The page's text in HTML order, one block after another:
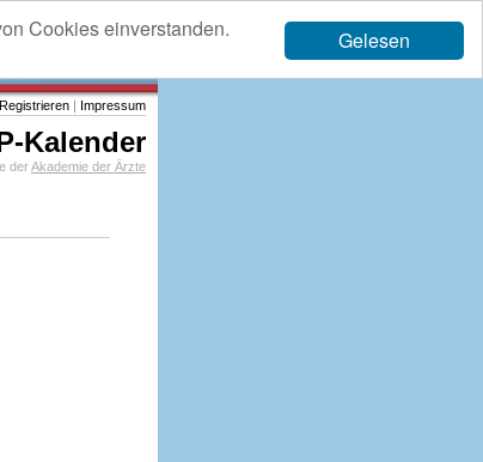
Gelesen
Cookies einverstanden.
Registrieren | Impressum
Kalender
derAkademie der Ärzte